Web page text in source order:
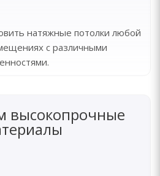
натяжные потолки любой
с различными
высокопрочные